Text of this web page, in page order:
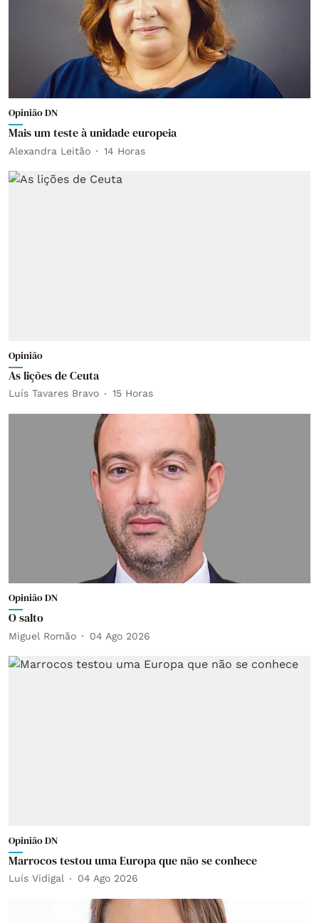
Opinião DN
Mais um teste à unidade europeia
Alexandra Leitão 14 Horas
Opinião
As lições de Ceuta
Luís Tavares Bravo 15 Horas
Opinião DN
O salto
Miguel Romão 04 Ago 2026
Opinião DN
Marrocos testou uma Europa que não se conhece
Luís Vidigal 04 Ago 2026